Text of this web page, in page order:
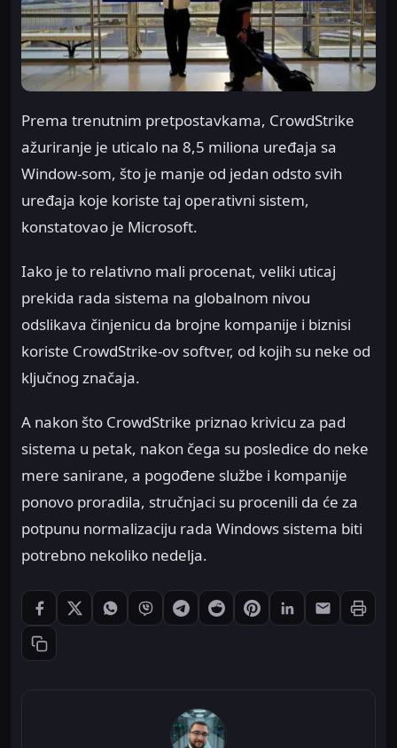
Prema trenutnim pretpostavkama, CrowdStrike
ažuriranje je uticalo na 8,5 miliona uređaja sa
Window-som, što je manje od jedan odsto svih
uređaja koje koriste taj operativni sistem,
konstatovao je Microsoft.
Iako je to relativno mali procenat, veliki uticaj
prekida rada sistema na globalnom nivou
odslikava činjenicu da brojne kompanije i biznisi
koriste CrowdStrike-ov softver, od kojih su neke od
ključnog značaja.
A nakon što CrowdStrike priznao krivicu za pad
sistema u petak, nakon čega su posledice do neke
mere sanirane, a pogođene službe i kompanije
ponovo proradila, stručnjaci su procenili da će za
potpunu normalizaciju rada Windows sistema biti
potrebno nekoliko nedelja.
Podeli: Facebook
Podeli: XPodeli: WhatsApp
Podeli: Viber
Podeli: Telegram
Podeli: Reddit
Podeli: Pinterest
Podeli: LinkedIn
Podeli:
Kopiraj link